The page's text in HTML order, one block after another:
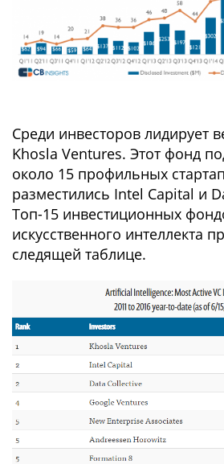
Среди инвесторов лидирует
Khosla Ventures. Этот фонд
около 15 профильных
разместились Intel Capital и
Топ-15 инвестиционных
искусственного интеллекта
следящей таблице.